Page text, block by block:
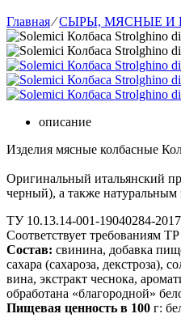
Главная⁄СЫРЫ, МЯСНЫЕ И
описание
Изделия мясные колбасные
Оригинальный итальянский
черный), а также натуральным
ТУ 10.13.14-001-19040284-2017
Соответствует требованиям
Состав: свинина, добавка
сахара (сахароза, декстроза),
вина, экстракт чеснока,
обработана «благородной»
Пищевая ценность в 100 г: